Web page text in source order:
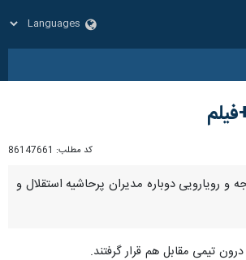
کد مطلب: 86147661